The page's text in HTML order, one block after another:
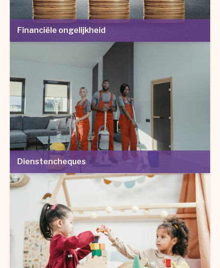
Financiële ongelijkheid
Dienstencheques